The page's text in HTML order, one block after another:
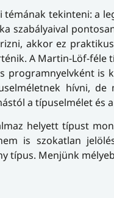
tekinteni: a
szabályaival
akkor ez
A Martin-Löf-féle
is
hívni,
a típuselmélet és
helyett típust
is szokatlan
típus. Menjünk